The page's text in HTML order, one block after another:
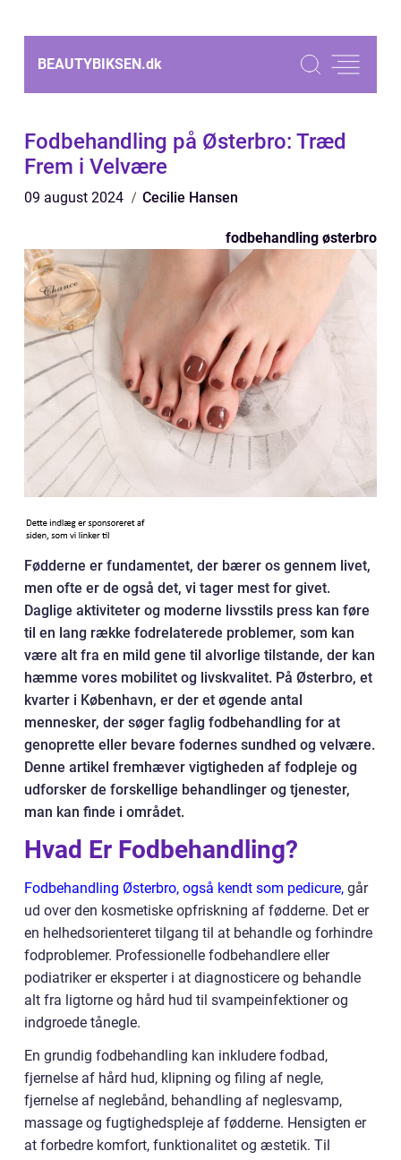
BEAUTYBIKSEN.dk
Fodbehandling på Østerbro: Træd
Frem i Velvære
09 august 2024 Cecilie Hansen
fodbehandling østerbro
Fødderne er fundamentet, der bærer os gennem livet,
men ofte er de også det, vi tager mest for givet.
Daglige aktiviteter og moderne livsstils press kan føre
til en lang række fodrelaterede problemer, som kan
være alt fra en mild gene til alvorlige tilstande, der kan
hæmme vores mobilitet og livskvalitet. På Østerbro, et
kvarter i København, er der et øgende antal
mennesker, der søger faglig fodbehandling for at
genoprette eller bevare fodernes sundhed og velvære.
Denne artikel fremhæver vigtigheden af fodpleje og
udforsker de forskellige behandlinger og tjenester,
man kan finde i området.
Hvad Er Fodbehandling?
Fodbehandling Østerbro, også kendt som pedicure, går
ud over den kosmetiske opfriskning af fødderne. Det er
en helhedsorienteret tilgang til at behandle og forhindre
fodproblemer. Professionelle fodbehandlere eller
podiatriker er eksperter i at diagnosticere og behandle
alt fra ligtorne og hård hud til svampeinfektioner og
indgroede tånegle.
En grundig fodbehandling kan inkludere fodbad,
fjernelse af hård hud, klipning og filing af negle,
fjernelse af neglebånd, behandling af neglesvamp,
massage og fugtighedspleje af fødderne. Hensigten er
at forbedre komfort, funktionalitet og æstetik. Til